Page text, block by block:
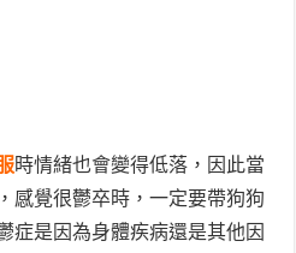
時情緒也會變得低落，因此當
感覺很鬱卒時，一定要帶狗狗
症是因為身體疾病還是其他因